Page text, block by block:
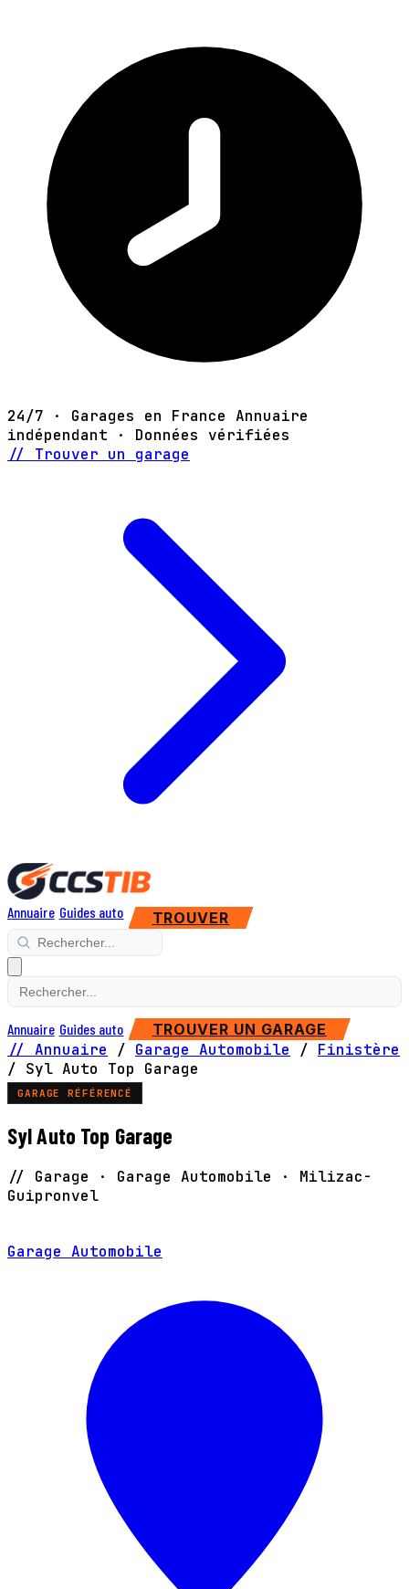
24/7 · Garages en France Annuaire
indépendant · Données vérifiées
// Trouver un garage
Annuaire Guides auto TROUVER
Annuaire Guides auto TROUVER UN GARAGE
// Annuaire / Garage Automobile / Finistère
/ Syl Auto Top Garage
GARAGE RÉFÉRENCÉ
Syl Auto Top Garage
// Garage · Garage Automobile · Milizac-
Guipronvel
Garage Automobile